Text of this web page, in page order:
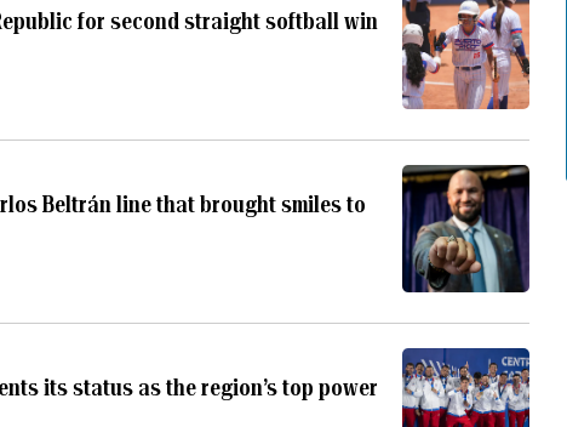
for second straight softball win
Beltrán line that brought smiles to
its status as the region’s top power